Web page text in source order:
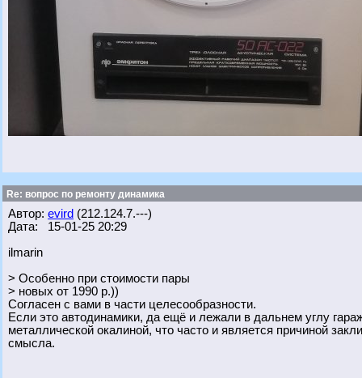
Re: вопрос по ремонту динамика
Автор: evird (212.124.7.---)
Дата: 15-01-25 20:29
ilmarin
> Особенно при стоимости пары
> новых от 1990 р.))
Согласен с вами в части целесообразности.
Если это автодинамики, да ещё и лежали в дальнем углу
металлической окалиной, что часто и является причиной
смысла.